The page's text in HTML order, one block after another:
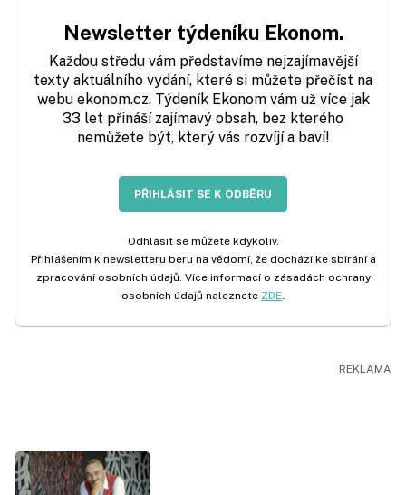
Newsletter týdeníku Ekonom.
Každou středu vám představíme nejzajímavější
texty aktuálního vydání, které si můžete přečíst na
webu ekonom.cz. Týdeník Ekonom vám už více jak
33 let přináší zajímavý obsah, bez kterého
nemůžete být, který vás rozvíjí a baví!
PŘIHLÁSIT SE K ODBĚRU
Odhlásit se můžete kdykoliv.
Přihlášením k newsletteru beru na vědomí, že dochází ke sbírání a
zpracování osobních údajů. Více informací o zásadách ochrany
osobních údajů naleznete ZDE.